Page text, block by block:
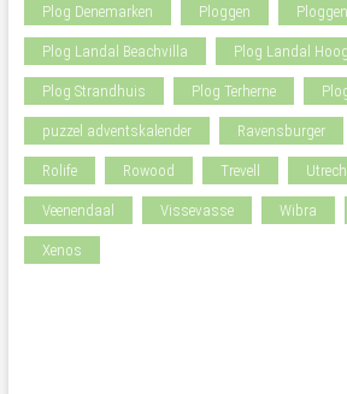
Plog Denemarken Ploggen
Plog Landal Beachvilla Plog Landal
Plog Strandhuis Plog Terherne
puzzel adventskalender Ravensburger
Rolife Rowood Trevell
Veenendaal Vissevasse Wibra
Xenos